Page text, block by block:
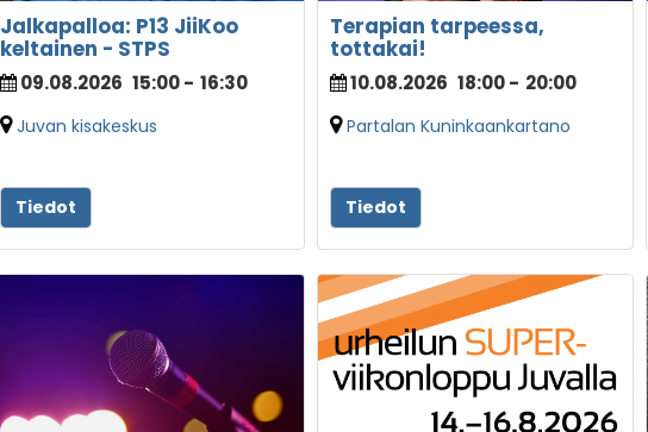
Jalkapalloa: P13 JiiKoo
keltainen - STPS
09.08.2026 15:00- 16:30
Juvan kisakeskus
Tiedot
Terapian tarpeessa,
tottakai!
10.08.2026 18:00- 20:00
Partalan Kuninkaankartano
Tiedot